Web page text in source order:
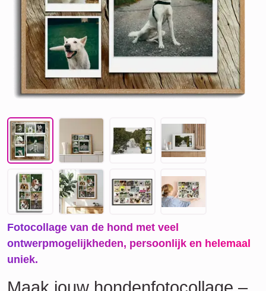
Fotocollage van de hond met veel
ontwerpmogelijkheden, persoonlijk en helemaal
uniek.